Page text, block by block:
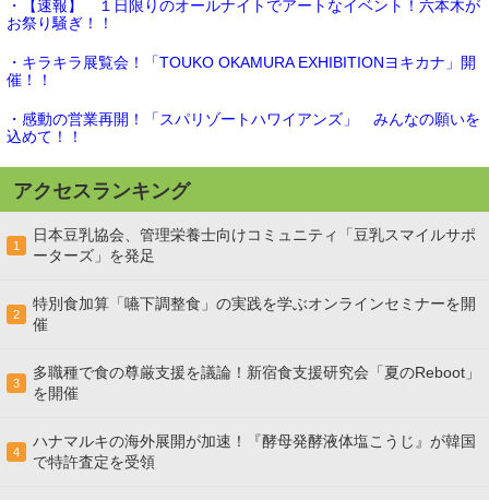
・【速報】 １日限りのオールナイトでアートなイベント！六本木が
お祭り騒ぎ！！
・キラキラ展覧会！「TOUKO OKAMURA EXHIBITIONヨキカナ」開
催！！
・感動の営業再開！「スパリゾートハワイアンズ」 みんなの願いを
込めて！！
アクセスランキング
1
日本豆乳協会、管理栄養士向けコミュニティ「豆乳スマイルサポ
ーターズ」を発足
2
特別食加算「嚥下調整食」の実践を学ぶオンラインセミナーを開
催
3
多職種で食の尊厳支援を議論！新宿食支援研究会「夏のReboot」
を開催
4
ハナマルキの海外展開が加速！『酵母発酵液体塩こうじ』が韓国
で特許査定を受領